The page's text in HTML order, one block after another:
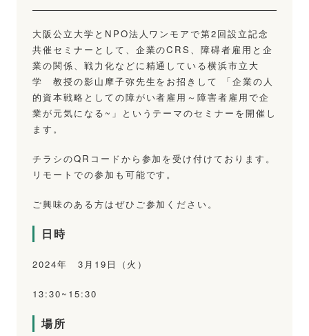
大阪公立大学とNPO法人ワンモアで第2回設立記念
共催セミナーとして、企業のCRS、障碍者雇用と企
業の関係、戦力化などに精通している横浜市立大
学 教授の影山摩子弥先生をお招きして 「企業の人
的資本戦略としての障がい者雇用～障害者雇用で企
業が元気になる~」というテーマのセミナーを開催し
ます。
チラシのQRコードから参加を受け付けております。
リモートでの参加も可能です。
ご興味のある方はぜひご参加ください。
日時
2024年 3月19日（火）
13:30~15:30
場所